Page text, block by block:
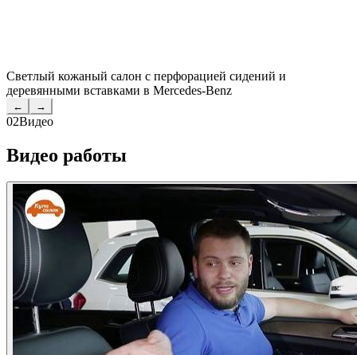
Светлый кожаный салон с перфорацией сидений и
деревянными вставками в Mercedes-Benz
← →
02Видео
Видео работы